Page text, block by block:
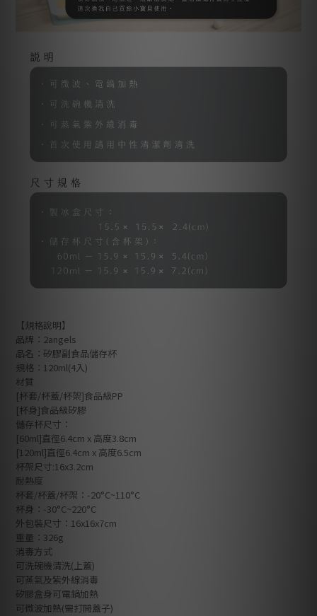
【規格說明】
品牌：2angels
品名：矽膠副食品儲存杯
規格：120ml(4入)
材質
[杯套/杯蓋/杯架]食品級PP
[杯身]食品級矽膠
儲存杯尺寸：
[60ml]直徑6.4cm x 高度3.8cm
[120ml]直徑6.4cm x 高度6.5cm
杯架尺寸:16x3.2cm
耐熱度
杯套/杯蓋/杯架：-20°C~110°C
杯身：-30°C~220°C
外包裝尺寸：16x16x7cm
重量：326g
消毒方式
可洗碗機清洗(上蓋)
可蒸氣及紫外線消毒
矽膠盒身可電鍋加熱
可微波加熱(需打開蓋子)